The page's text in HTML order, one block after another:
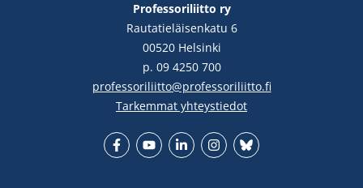
Professoriliitto ry
Rautatieläisenkatu 6
00520 Helsinki
p. 09 4250 700
professoriliitto@professoriliitto.fi
Tarkemmat yhteystiedot